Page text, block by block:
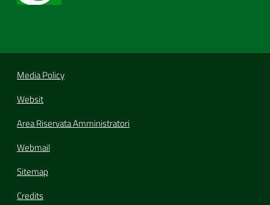
Media Policy
Websit
Area Riservata Amministratori
Webmail
Sitemap
Credits